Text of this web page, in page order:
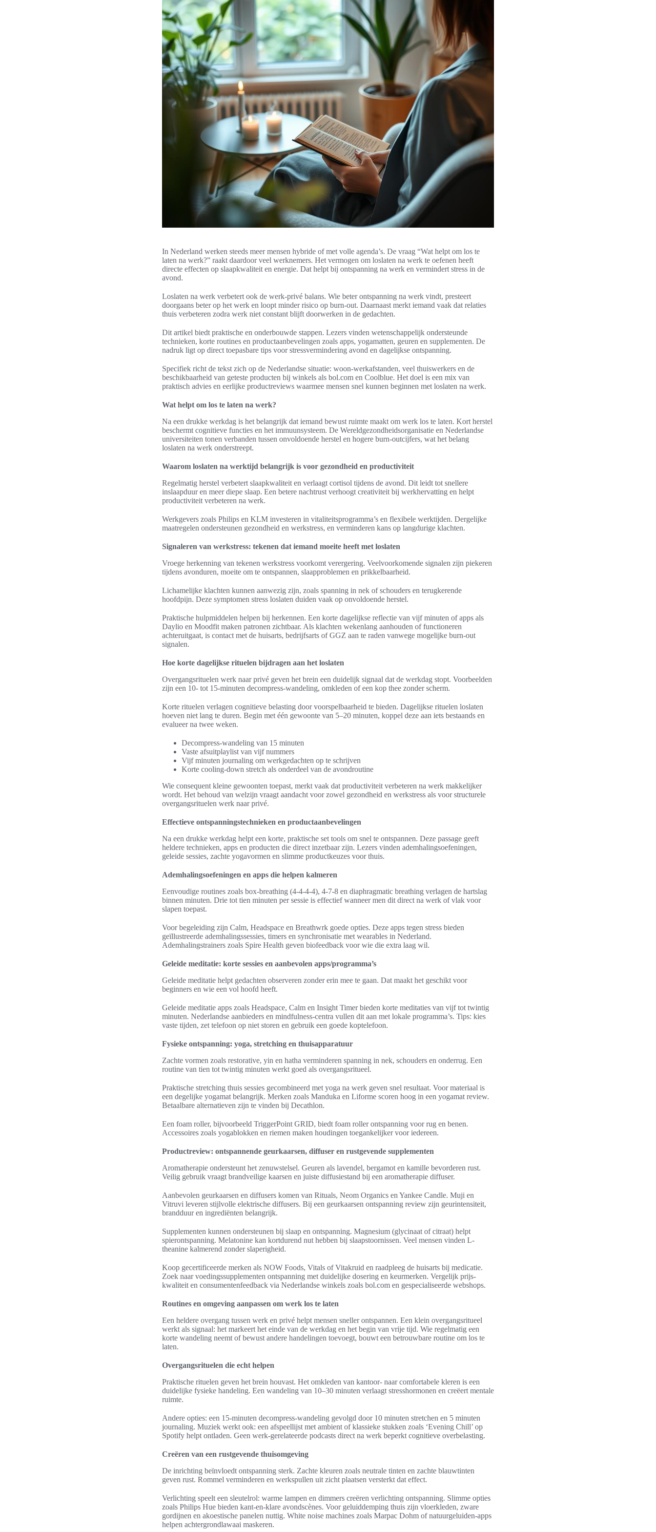
In Nederland werken steeds meer mensen hybride of met volle agenda’s. De vraag “Wat helpt om los te
laten na werk?” raakt daardoor veel werknemers. Het vermogen om loslaten na werk te oefenen heeft
directe effecten op slaapkwaliteit en energie. Dat helpt bij ontspanning na werk en vermindert stress in de
avond.
Loslaten na werk verbetert ook de werk-privé balans. Wie beter ontspanning na werk vindt, presteert
doorgaans beter op het werk en loopt minder risico op burn-out. Daarnaast merkt iemand vaak dat relaties
thuis verbeteren zodra werk niet constant blijft doorwerken in de gedachten.
Dit artikel biedt praktische en onderbouwde stappen. Lezers vinden wetenschappelijk ondersteunde
technieken, korte routines en productaanbevelingen zoals apps, yogamatten, geuren en supplementen. De
nadruk ligt op direct toepasbare tips voor stressvermindering avond en dagelijkse ontspanning.
Specifiek richt de tekst zich op de Nederlandse situatie: woon-werkafstanden, veel thuiswerkers en de
beschikbaarheid van geteste producten bij winkels als bol.com en Coolblue. Het doel is een mix van
praktisch advies en eerlijke productreviews waarmee mensen snel kunnen beginnen met loslaten na werk.
Wat helpt om los te laten na werk?
Na een drukke werkdag is het belangrijk dat iemand bewust ruimte maakt om werk los te laten. Kort herstel
beschermt cognitieve functies en het immuunsysteem. De Wereldgezondheidsorganisatie en Nederlandse
universiteiten tonen verbanden tussen onvoldoende herstel en hogere burn-outcijfers, wat het belang
loslaten na werk onderstreept.
Waarom loslaten na werktijd belangrijk is voor gezondheid en productiviteit
Regelmatig herstel verbetert slaapkwaliteit en verlaagt cortisol tijdens de avond. Dit leidt tot snellere
inslaapduur en meer diepe slaap. Een betere nachtrust verhoogt creativiteit bij werkhervatting en helpt
productiviteit verbeteren na werk.
Werkgevers zoals Philips en KLM investeren in vitaliteitsprogramma’s en flexibele werktijden. Dergelijke
maatregelen ondersteunen gezondheid en werkstress, en verminderen kans op langdurige klachten.
Signaleren van werkstress: tekenen dat iemand moeite heeft met loslaten
Vroege herkenning van tekenen werkstress voorkomt verergering. Veelvoorkomende signalen zijn piekeren
tijdens avonduren, moeite om te ontspannen, slaapproblemen en prikkelbaarheid.
Lichamelijke klachten kunnen aanwezig zijn, zoals spanning in nek of schouders en terugkerende
hoofdpijn. Deze symptomen stress loslaten duiden vaak op onvoldoende herstel.
Praktische hulpmiddelen helpen bij herkennen. Een korte dagelijkse reflectie van vijf minuten of apps als
Daylio en Moodfit maken patronen zichtbaar. Als klachten wekenlang aanhouden of functioneren
achteruitgaat, is contact met de huisarts, bedrijfsarts of GGZ aan te raden vanwege mogelijke burn-out
signalen.
Hoe korte dagelijkse rituelen bijdragen aan het loslaten
Overgangsrituelen werk naar privé geven het brein een duidelijk signaal dat de werkdag stopt. Voorbeelden
zijn een 10- tot 15-minuten decompress-wandeling, omkleden of een kop thee zonder scherm.
Korte rituelen verlagen cognitieve belasting door voorspelbaarheid te bieden. Dagelijkse rituelen loslaten
hoeven niet lang te duren. Begin met één gewoonte van 5–20 minuten, koppel deze aan iets bestaands en
evalueer na twee weken.
Decompress-wandeling van 15 minuten
Vaste afsuitplaylist van vijf nummers
Vijf minuten journaling om werkgedachten op te schrijven
Korte cooling-down stretch als onderdeel van de avondroutine
Wie consequent kleine gewoonten toepast, merkt vaak dat productiviteit verbeteren na werk makkelijker
wordt. Het behoud van welzijn vraagt aandacht voor zowel gezondheid en werkstress als voor structurele
overgangsrituelen werk naar privé.
Effectieve ontspanningstechnieken en productaanbevelingen
Na een drukke werkdag helpt een korte, praktische set tools om snel te ontspannen. Deze passage geeft
heldere technieken, apps en producten die direct inzetbaar zijn. Lezers vinden ademhalingsoefeningen,
geleide sessies, zachte yogavormen en slimme productkeuzes voor thuis.
Ademhalingsoefeningen en apps die helpen kalmeren
Eenvoudige routines zoals box-breathing (4-4-4-4), 4-7-8 en diaphragmatic breathing verlagen de hartslag
binnen minuten. Drie tot tien minuten per sessie is effectief wanneer men dit direct na werk of vlak voor
slapen toepast.
Voor begeleiding zijn Calm, Headspace en Breathwrk goede opties. Deze apps tegen stress bieden
geïllustreerde ademhalingssessies, timers en synchronisatie met wearables in Nederland.
Ademhalingstrainers zoals Spire Health geven biofeedback voor wie die extra laag wil.
Geleide meditatie: korte sessies en aanbevolen apps/programma’s
Geleide meditatie helpt gedachten observeren zonder erin mee te gaan. Dat maakt het geschikt voor
beginners en wie een vol hoofd heeft.
Geleide meditatie apps zoals Headspace, Calm en Insight Timer bieden korte meditaties van vijf tot twintig
minuten. Nederlandse aanbieders en mindfulness-centra vullen dit aan met lokale programma’s. Tips: kies
vaste tijden, zet telefoon op niet storen en gebruik een goede koptelefoon.
Fysieke ontspanning: yoga, stretching en thuisapparatuur
Zachte vormen zoals restorative, yin en hatha verminderen spanning in nek, schouders en onderrug. Een
routine van tien tot twintig minuten werkt goed als overgangsritueel.
Praktische stretching thuis sessies gecombineerd met yoga na werk geven snel resultaat. Voor materiaal is
een degelijke yogamat belangrijk. Merken zoals Manduka en Liforme scoren hoog in een yogamat review.
Betaalbare alternatieven zijn te vinden bij Decathlon.
Een foam roller, bijvoorbeeld TriggerPoint GRID, biedt foam roller ontspanning voor rug en benen.
Accessoires zoals yogablokken en riemen maken houdingen toegankelijker voor iedereen.
Productreview: ontspannende geurkaarsen, diffuser en rustgevende supplementen
Aromatherapie ondersteunt het zenuwstelsel. Geuren als lavendel, bergamot en kamille bevorderen rust.
Veilig gebruik vraagt brandveilige kaarsen en juiste diffusiestand bij een aromatherapie diffuser.
Aanbevolen geurkaarsen en diffusers komen van Rituals, Neom Organics en Yankee Candle. Muji en
Vitruvi leveren stijlvolle elektrische diffusers. Bij een geurkaarsen ontspanning review zijn geurintensiteit,
brandduur en ingrediënten belangrijk.
Supplementen kunnen ondersteunen bij slaap en ontspanning. Magnesium (glycinaat of citraat) helpt
spierontspanning. Melatonine kan kortdurend nut hebben bij slaapstoornissen. Veel mensen vinden L-
theanine kalmerend zonder slaperigheid.
Koop gecertificeerde merken als NOW Foods, Vitals of Vitakruid en raadpleeg de huisarts bij medicatie.
Zoek naar voedingssupplementen ontspanning met duidelijke dosering en keurmerken. Vergelijk prijs-
kwaliteit en consumentenfeedback via Nederlandse winkels zoals bol.com en gespecialiseerde webshops.
Routines en omgeving aanpassen om werk los te laten
Een heldere overgang tussen werk en privé helpt mensen sneller ontspannen. Een klein overgangsritueel
werkt als signaal: het markeert het einde van de werkdag en het begin van vrije tijd. Wie regelmatig een
korte wandeling neemt of bewust andere handelingen toevoegt, bouwt een betrouwbare routine om los te
laten.
Overgangsrituelen die echt helpen
Praktische rituelen geven het brein houvast. Het omkleden van kantoor- naar comfortabele kleren is een
duidelijke fysieke handeling. Een wandeling van 10–30 minuten verlaagt stresshormonen en creëert mentale
ruimte.
Andere opties: een 15-minuten decompress-wandeling gevolgd door 10 minuten stretchen en 5 minuten
journaling. Muziek werkt ook: een afspeellijst met ambient of klassieke stukken zoals ‘Evening Chill’ op
Spotify helpt ontladen. Geen werk-gerelateerde podcasts direct na werk beperkt cognitieve overbelasting.
Creëren van een rustgevende thuisomgeving
De inrichting beïnvloedt ontspanning sterk. Zachte kleuren zoals neutrale tinten en zachte blauwtinten
geven rust. Rommel verminderen en werkspullen uit zicht plaatsen versterkt dat effect.
Verlichting speelt een sleutelrol: warme lampen en dimmers creëren verlichting ontspanning. Slimme opties
zoals Philips Hue bieden kant-en-klare avondscènes. Voor geluiddemping thuis zijn vloerkleden, zware
gordijnen en akoestische panelen nuttig. White noise machines zoals Marpac Dohm of natuurgeluiden-apps
helpen achtergrondlawaai maskeren.